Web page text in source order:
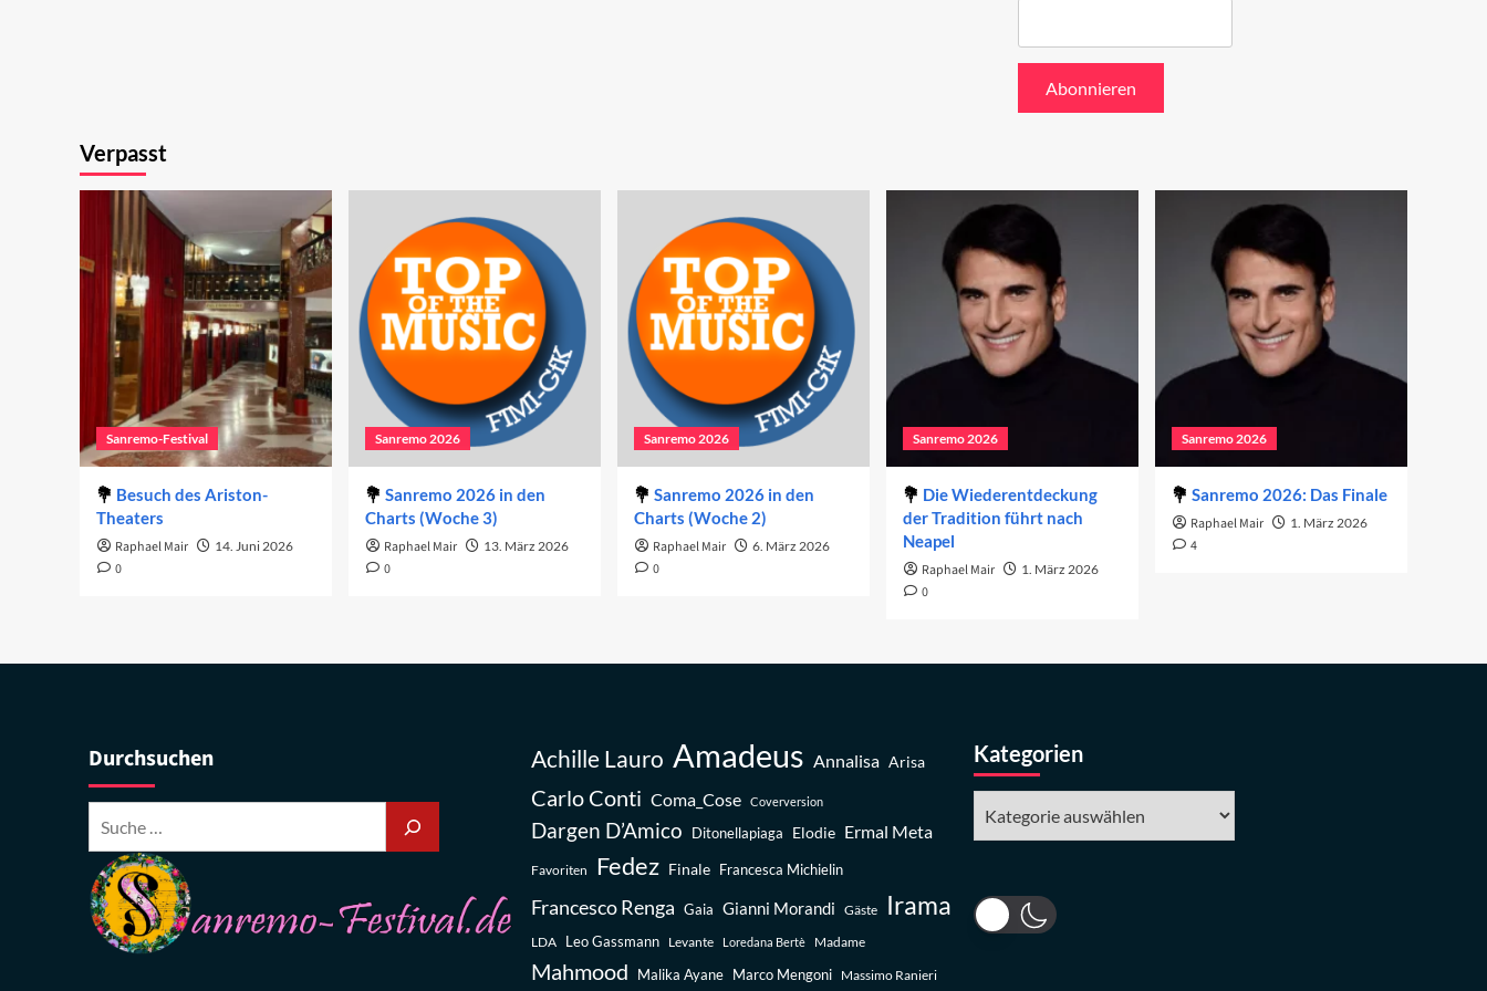
Verpasst
Sanremo-Festival
Besuch des Ariston-
Theaters
Raphael Mair 14. Juni 2026
0
Sanremo 2026
Sanremo 2026 in den
Charts (Woche 3)
Raphael Mair 13. März 2026
0
Sanremo 2026
Sanremo 2026 in den
Charts (Woche 2)
Raphael Mair 6. März 2026
0
Sanremo 2026
Die Wiederentdeckung
der Tradition führt nach
Neapel
Raphael Mair 1. März 2026
0
Sanremo 2026
Sanremo 2026: Das Finale
Raphael Mair 1. März 2026
4
Durchsuchen Achille Lauro Amadeus Annalisa Arisa
Carlo Conti Coma_Cose Coverversion
Dargen D’Amico Ditonellapiaga Elodie Ermal Meta
Favoriten Fedez Finale Francesca Michielin
Francesco Renga Gaia Gianni Morandi Gäste Irama
LDA Leo Gassmann Levante Loredana Bertè Madame
Mahmood Malika Ayane Marco Mengoni Massimo Ranieri
Kategorien